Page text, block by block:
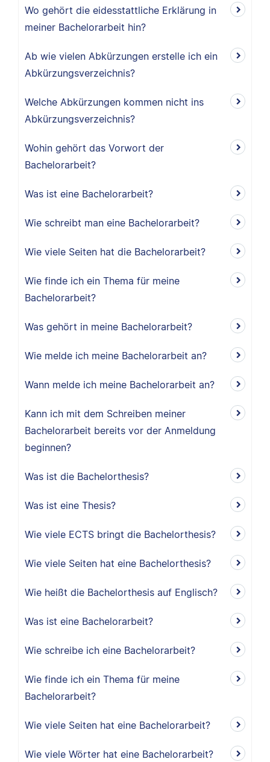
Wo gehört die eidesstattliche Erklärung in
meiner Bachelorarbeit hin?
Ab wie vielen Abkürzungen erstelle ich ein
Abkürzungsverzeichnis?
Welche Abkürzungen kommen nicht ins
Abkürzungsverzeichnis?
Wohin gehört das Vorwort der
Bachelorarbeit?
Was ist eine Bachelorarbeit?
Wie schreibt man eine Bachelorarbeit?
Wie viele Seiten hat die Bachelorarbeit?
Wie finde ich ein Thema für meine
Bachelorarbeit?
Was gehört in meine Bachelorarbeit?
Wie melde ich meine Bachelorarbeit an?
Wann melde ich meine Bachelorarbeit an?
Kann ich mit dem Schreiben meiner
Bachelorarbeit bereits vor der Anmeldung
beginnen?
Was ist die Bachelorthesis?
Was ist eine Thesis?
Wie viele ECTS bringt die Bachelorthesis?
Wie viele Seiten hat eine Bachelorthesis?
Wie heißt die Bachelorthesis auf Englisch?
Was ist eine Bachelorarbeit?
Wie schreibe ich eine Bachelorarbeit?
Wie finde ich ein Thema für meine
Bachelorarbeit?
Wie viele Seiten hat eine Bachelorarbeit?
Wie viele Wörter hat eine Bachelorarbeit?